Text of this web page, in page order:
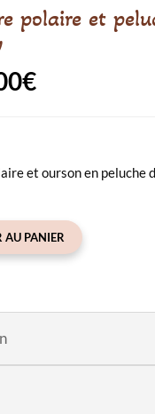
polaire et
:
€Le
est :
et ourson en peluche
AU PANIER